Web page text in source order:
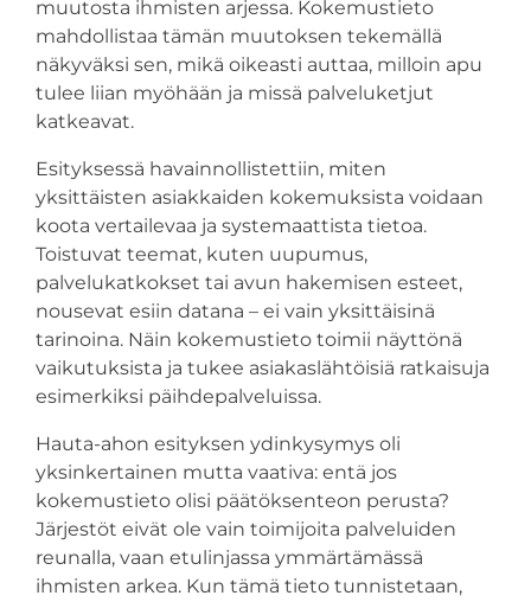
muutosta ihmisten arjessa. Kokemustieto
mahdollistaa tämän muutoksen tekemällä
näkyväksi sen, mikä oikeasti auttaa, milloin apu
tulee liian myöhään ja missä palveluketjut
katkeavat.
Esityksessä havainnollistettiin, miten
yksittäisten asiakkaiden kokemuksista voidaan
koota vertailevaa ja systemaattista tietoa.
Toistuvat teemat, kuten uupumus,
palvelukatkokset tai avun hakemisen esteet,
nousevat esiin datana – ei vain yksittäisinä
tarinoina. Näin kokemustieto toimii näyttönä
vaikutuksista ja tukee asiakaslähtöisiä ratkaisuja
esimerkiksi päihdepalveluissa.
Hauta-ahon esityksen ydinkysymys oli
yksinkertainen mutta vaativa: entä jos
kokemustieto olisi päätöksenteon perusta?
Järjestöt eivät ole vain toimijoita palveluiden
reunalla, vaan etulinjassa ymmärtämässä
ihmisten arkea. Kun tämä tieto tunnistetaan,